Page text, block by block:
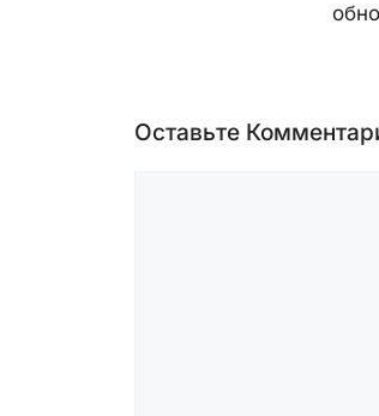
Оставьте